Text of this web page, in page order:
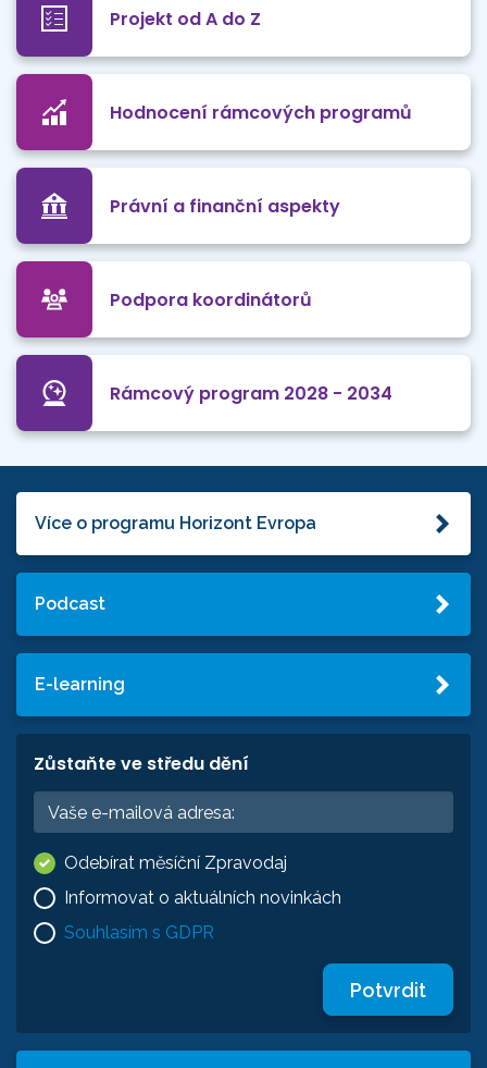
Projekt od A do Z
Hodnocení rámcových programů
Právní a finanční aspekty
Podpora koordinátorů
Rámcový program 2028 - 2034
Více o programu Horizont Evropa
Podcast
E-learning
Zůstaňte ve středu dění
Odebírat měsíční Zpravodaj
Informovat o aktuálních novinkách
Souhlasím s GDPR
Potvrdit